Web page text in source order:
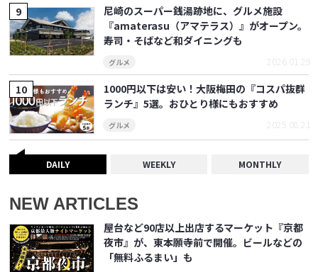
尼崎のスーパー銭湯跡地に、グルメ施設
『amaterasu（アマテラス）』がオープン。
寿司・そばなど和ダイニングも
グルメ 2026.01.29
1000円以下は安い！大阪梅田の『コスパ抜群
ランチ』5選。おひとり様にもおすすめ
グルメ 2025.08.21
DAILY WEEKLY MONTHLY
NEW ARTICLES
屋台など90店以上出店するマーケット『京都
夜市』が、東本願寺前で開催。ビールなどの
「無料ふるまい」も